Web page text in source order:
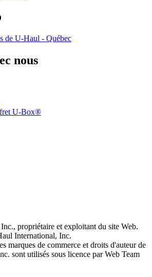
de U-Haul - Québec
nous
fret U-Box®
propriétaire et exploitant du site Web.
International, Inc.
marques de commerce et droits d'auteur de
sont utilisés sous licence par Web Team